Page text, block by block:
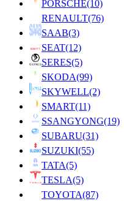
PORSCHE(10)
RENAULT(76)
SAAB(3)
SEAT(12)
SERES(5)
SKODA(99)
SKYWELL(2)
SMART(11)
SSANGYONG(19)
SUBARU(31)
SUZUKI(55)
TATA(5)
TESLA(5)
TOYOTA(87)